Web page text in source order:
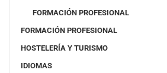
FORMACIÓN PROFESIONAL
FORMACIÓN PROFESIONAL
HOSTELERÍA Y TURISMO
IDIOMAS